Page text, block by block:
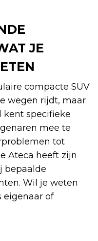
JE
compacte SUV
wegen rijdt, maar
kent specifieke
mee te
tot
Ateca heeft zijn
bepaalde
Wil je weten
eigenaar of